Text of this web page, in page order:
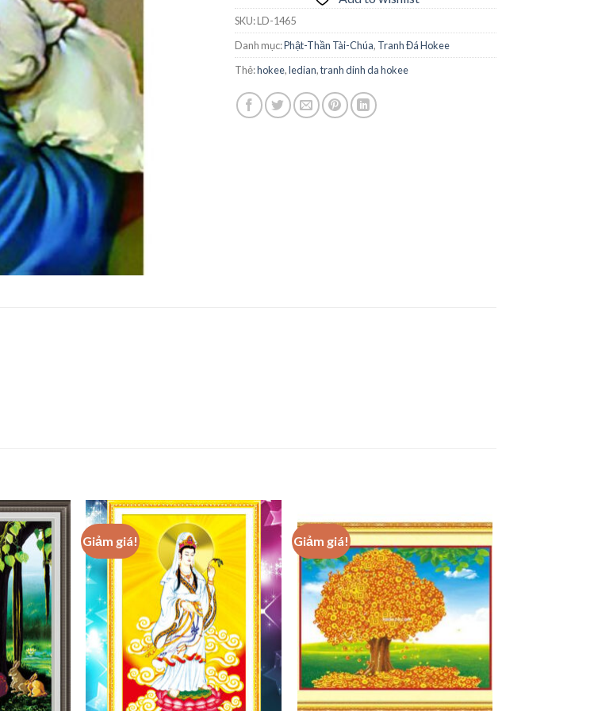
SKU:LD-1465
Danh mục:Phật-Thần Tài-Chúa, Tranh Đá Hokee
Thẻ:hokee,ledian,tranh dinh da hokee
Add to
wishlist
Giảm giá!
Add to
wishlist
Giảm giá!
Add to
wishlist